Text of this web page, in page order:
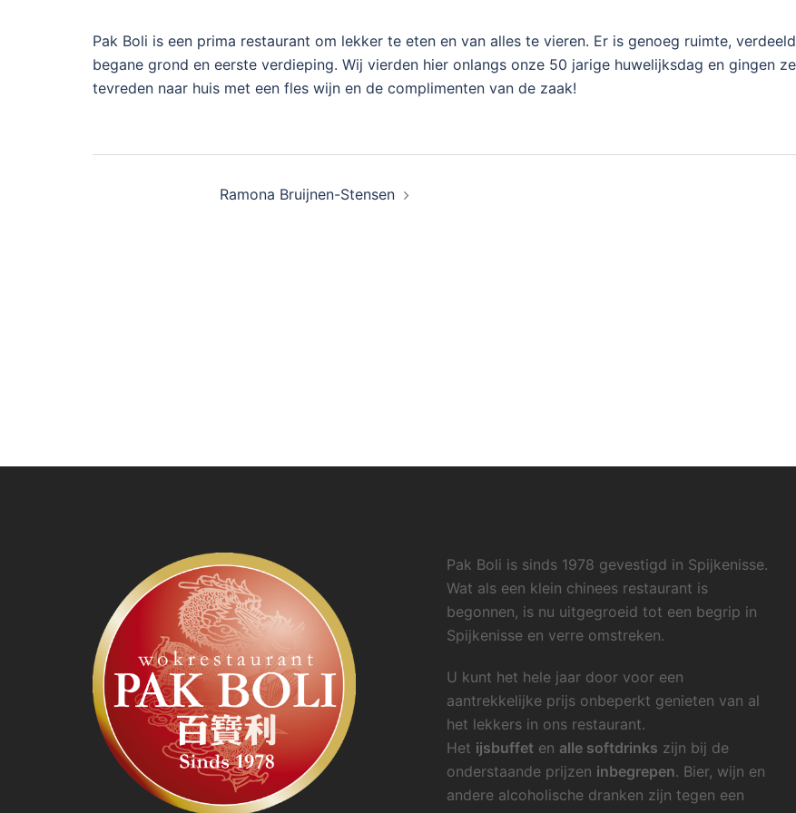
Pak Boli is een prima restaurant om lekker te eten en van alles te vieren. Er is genoeg ruimte,
begane grond en eerste verdieping. Wij vierden hier onlangs onze 50 jarige huwelijksdag en gingen
tevreden naar huis met een fles wijn en de complimenten van de zaak!
navigatieRamona Bruijnen-Stensen
Pak Boli is sinds 1978 gevestigd in Spijkenisse.
Wat als een klein chinees restaurant is
begonnen, is nu uitgegroeid tot een begrip in
Spijkenisse en verre omstreken.
U kunt het hele jaar door voor een
aantrekkelijke prijs onbeperkt genieten van al
het lekkers in ons restaurant.
Het ijsbuffet en alle softdrinks zijn bij de
onderstaande prijzen inbegrepen. Bier, wijn en
andere alcoholische dranken zijn tegen een